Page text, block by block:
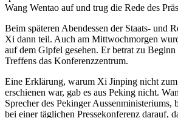
Wang Wentao auf und trug die Rede des
Beim späteren Abendessen der Staats- und
Xi dann teil. Auch am Mittwochmorgen
auf dem Gipfel gesehen. Er betrat zu Beginn
Treffens das Konferenzzentrum.
Eine Erklärung, warum Xi Jinping nicht
erschienen war, gab es aus Peking nicht.
Sprecher des Pekinger Aussenministeriums,
bei einer täglichen Pressekonferenz darauf,